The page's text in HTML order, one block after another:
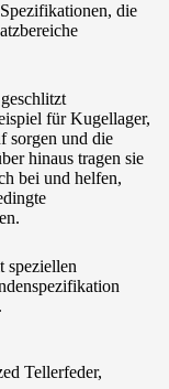
die
für Kugellager,
sorgen und die
hinaus tragen sie
bei und helfen,
speziellen